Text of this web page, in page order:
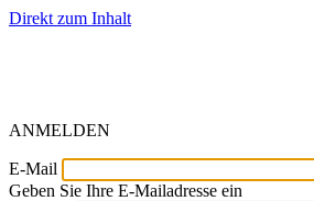
Direkt zum Inhalt
ANMELDEN
E-Mail
Geben Sie Ihre E-Mailadresse ein